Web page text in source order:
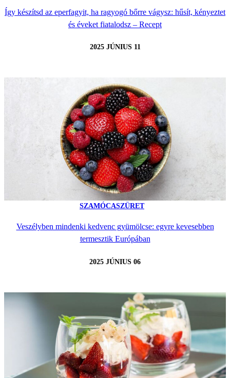
Így készítsd az eperfagyit, ha ragyogó bőrre vágysz: hűsít, kényeztet
és éveket fiatalodsz – Recept
2025 JÚNIUS 11
SZAMÓCASZÜRET
Veszélyben mindenki kedvenc gyümölcse: egyre kevesebben
termesztik Európában
2025 JÚNIUS 06